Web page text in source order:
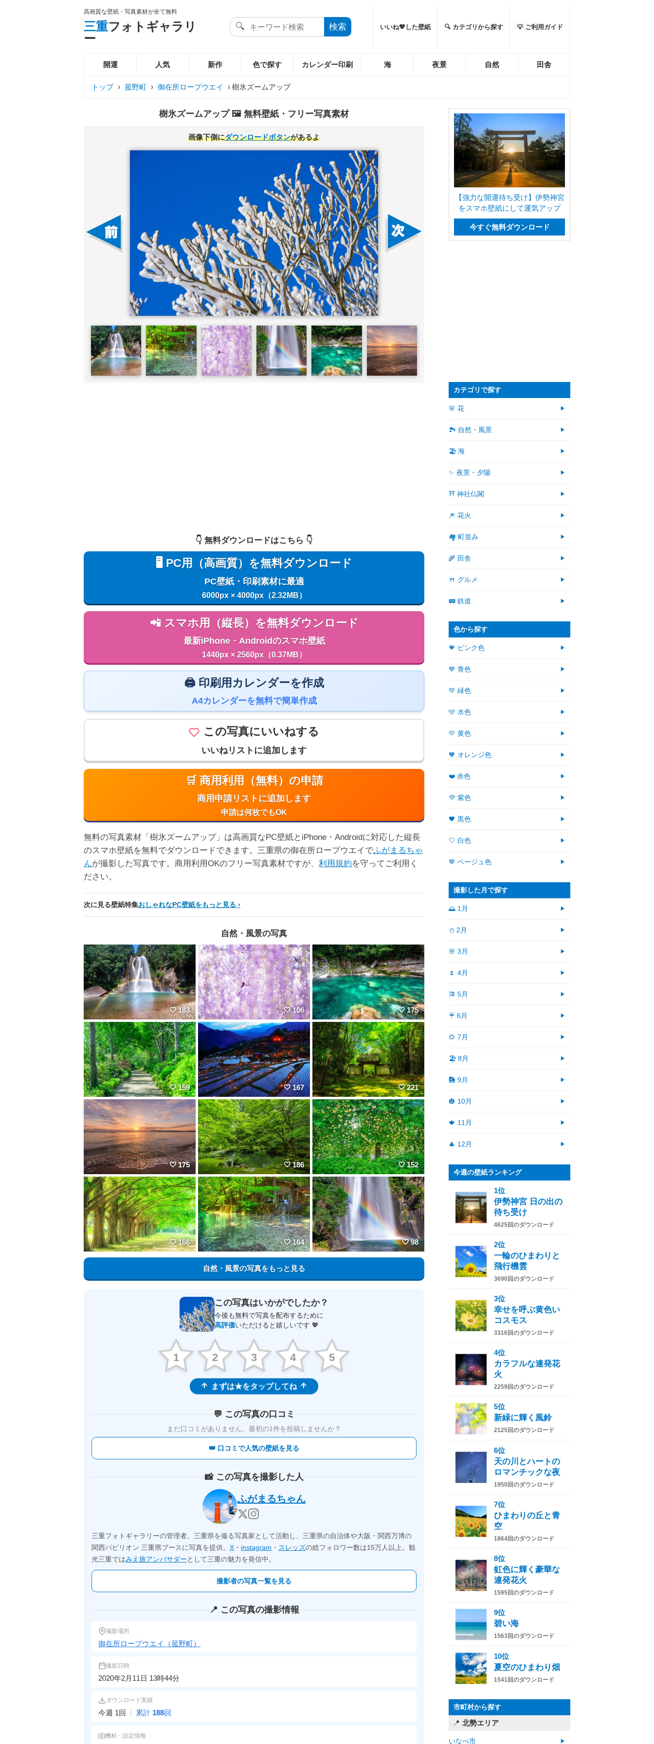
高画質な壁紙・写真素材が全て無料
三重フォトギャラリ
ー
いいね💖した壁紙 🔍 カテゴリから探す 💡 ご利用ガイド
開運 人気 新作 色で探す カレンダー印刷 海 夜景 自然 田舎
トップ › 菰野町 › 御在所ロープウエイ › 樹氷ズームアップ
樹氷ズームアップ 🖼️ 無料壁紙・フリー写真素材
画像下側にダウンロードボタンがあるよ
👇️ 無料ダウンロードはこちら 👇️
🖥️ PC用（高画質）を無料ダウンロード
PC壁紙・印刷素材に最適
6000px × 4000px（2.32MB）
📲 スマホ用（縦長）を無料ダウンロード
最新iPhone・Androidのスマホ壁紙
1440px × 2560px（0.37MB）
🖨️ 印刷用カレンダーを作成
A4カレンダーを無料で簡単作成
この写真にいいねする
いいねリストに追加します
🛒 商用利用（無料）の申請
商用申請リストに追加します
申請は何枚でもOK
無料の写真素材「樹氷ズームアップ」は高画質なPC壁紙とiPhone・Androidに対応した縦長
のスマホ壁紙を無料でダウンロードできます。三重県の御在所ロープウエイでふがまるちゃ
んが撮影した写真です。商用利用OKのフリー写真素材ですが、 利用規約を守ってご利用く
ださい。
次に見る壁紙特集おしゃれなPC壁紙をもっと見る
自然・風景の写真
183 106 175
159 167 221
175 186 152
166 164 98
自然・風景の写真をもっと見る
この写真はいかがでしたか？
今後も無料で写真を配布するために
高評価いただけると嬉しいです 💖
1 2 3 4 5
まずは★をタップしてね
💬 この写真の口コミ
まだ口コミがありません。 最初の1件を投稿しませんか？
👑 口コミで人気の壁紙を見る
📸 この写真を撮影した人
ふがまるちゃん
三重フォトギャラリーの管理者。三重県を撮る写真家として活動し、三重県の自治体や大阪・関西万博の
関西パビリオン 三重県ブースに写真を提供。 X ・ instagram ・ スレッズの総フォロワー数は15万人以上。観
光三重ではみえ旅アンバサダーとして三重の魅力を発信中。
撮影者の写真一覧を見る
📍 この写真の撮影情報
撮影場所
御在所ロープウエイ（菰野町）
撮影日時
2020年2月11日 13時44分
ダウンロード実績
今週 1回 | 累計 188回
機材・設定情報
【強力な開運待ち受け】伊勢神宮
をスマホ壁紙にして運気アップ
今すぐ無料ダウンロード
カテゴリで探す
🌸 花
🏞️ 自然・風景
🏖 海
✨ 夜景・夕陽
⛩ 神社仏閣
🎆 花火
🏘 町並み
🌾 田舎
🍴 グルメ
🚃 鉄道
色から探す
💗 ピンク色
💙 青色
💚 緑色
🩵 水色
💛 黄色
🧡 オレンジ色
❤️ 赤色
💜 紫色
🖤 黒色
🤍 白色
🤎 ベージュ色
撮影した月で探す
🌅 1月
⛄ 2月
🌸 3月
🌷 4月
🎏 5月
☔ 6月
🌻 7月
🏖 8月
🎑 9月
🎃 10月
🍁 11月
🎄 12月
今週の壁紙ランキング
1位
伊勢神宮 日の出の
待ち受け
4625回のダウンロード
2位
一輪のひまわりと
飛行機雲
3690回のダウンロード
3位
幸せを呼ぶ黄色い
コスモス
3316回のダウンロード
4位
カラフルな連発花
火
2259回のダウンロード
5位
新緑に輝く風鈴
2125回のダウンロード
6位
天の川とハートの
ロマンチックな夜
1950回のダウンロード
7位
ひまわりの丘と青
空
1864回のダウンロード
8位
虹色に輝く豪華な
連発花火
1595回のダウンロード
9位
碧い海
1563回のダウンロード
10位
夏空のひまわり畑
1541回のダウンロード
市町村から探す
北勢エリア
いなべ市